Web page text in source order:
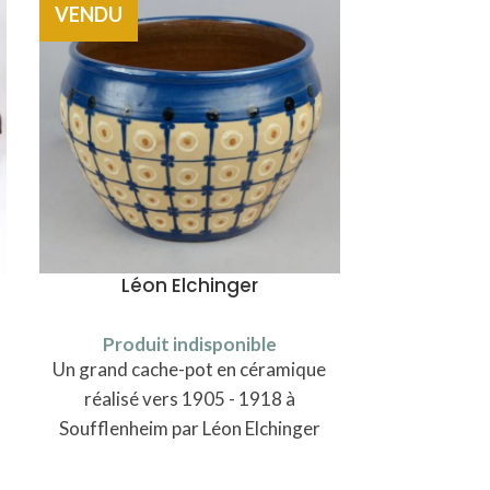
VENDU
Léon Elchinger
Produit indisponible
Un grand cache-pot en céramique
réalisé vers 1905 - 1918 à
Soufflenheim par Léon Elchinger